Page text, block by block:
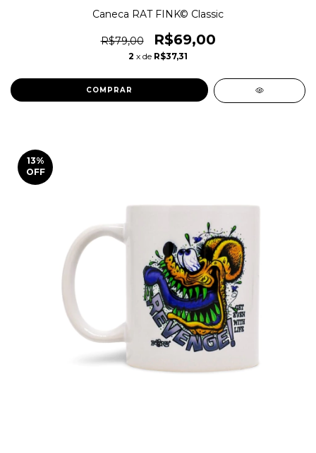
Caneca RAT FINK© Classic
R$79,00 R$69,00
2 x de R$37,31
13%
OFF